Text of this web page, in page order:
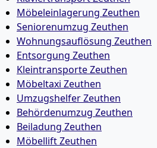
Möbeleinlagerung Zeuthen
Seniorenumzug Zeuthen
Wohnungsauflösung Zeuthen
Entsorgung Zeuthen
Kleintransporte Zeuthen
Möbeltaxi Zeuthen
Umzugshelfer Zeuthen
Behördenumzug Zeuthen
Beiladung Zeuthen
Möbellift Zeuthen